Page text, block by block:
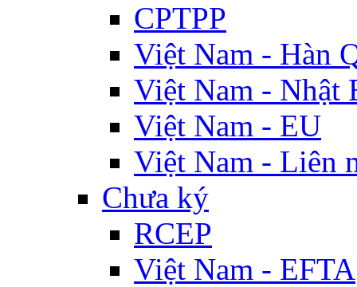
CPTPP
Việt Nam - Hàn
Việt Nam - Nhật
Việt Nam - EU
Việt Nam - Liên
Chưa ký
RCEP
Việt Nam - EFTA